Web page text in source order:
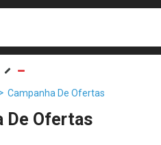
Campanha De Ofertas
De Ofertas